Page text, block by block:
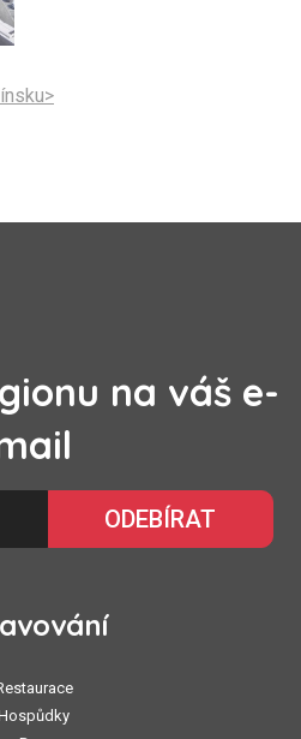
na váš e-
ODEBÍRAT